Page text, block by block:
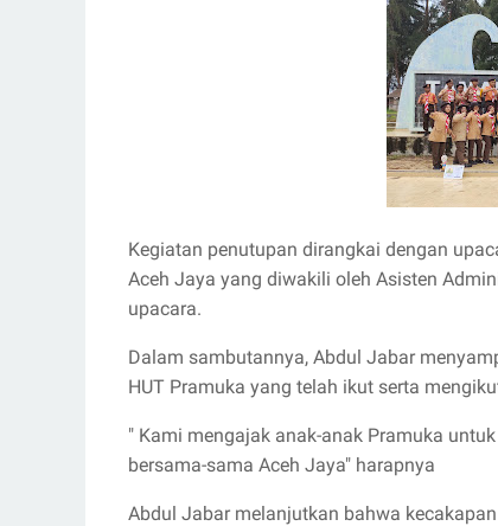
Kegiatan penutupan dirangkai dengan
Aceh Jaya yang diwakili oleh Asisten
upacara.
Dalam sambutannya, Abdul Jabar
HUT Pramuka yang telah ikut serta
" Kami mengajak anak-anak Pramuka
bersama-sama Aceh Jaya" harapnya
Abdul Jabar melanjutkan bahwa